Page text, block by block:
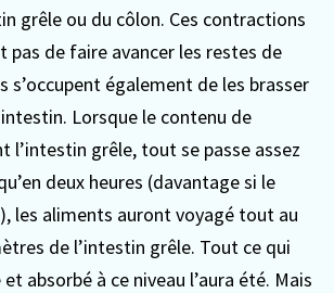
grêle ou du côlon. Ces contractions
pas de faire avancer les restes de
s’occupent également de les brasser
Lorsque le contenu de
l’intestin grêle, tout se passe assez
deux heures (davantage si le
les aliments auront voyagé tout au
de l’intestin grêle. Tout ce qui
absorbé à ce niveau l’aura été. Mais